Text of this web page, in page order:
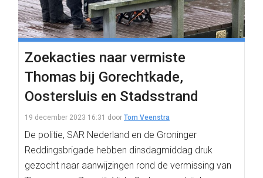
Zoekacties naar vermiste
Thomas bij Gorechtkade,
Oostersluis en Stadsstrand
19 december 2023 16:31 door Tom Veenstra
De politie, SAR Nederland en de Groninger
Reddingsbrigade hebben dinsdagmiddag druk
gezocht naar aanwijzingen rond de vermissing van